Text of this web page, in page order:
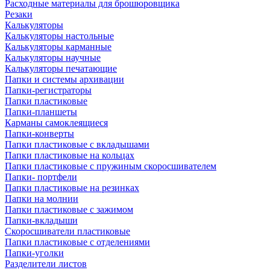
Расходные материалы для брошюровщика
Резаки
Калькуляторы
Калькуляторы настольные
Калькуляторы карманные
Калькуляторы научные
Калькуляторы печатающие
Папки и системы архивации
Папки-регистраторы
Папки пластиковые
Папки-планшеты
Карманы самоклеящиеся
Папки-конверты
Папки пластиковые с вкладышами
Папки пластиковые на кольцах
Папки пластиковые с пружиным скоросшивателем
Папки- портфели
Папки пластиковые на резинках
Папки на молнии
Папки пластиковые с зажимом
Папки-вкладыши
Скоросшиватели пластиковые
Папки пластиковые с отделениями
Папки-уголки
Разделители листов